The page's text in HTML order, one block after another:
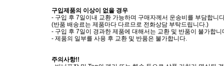
구입제품의 이상이 없을 경우
- 구입 후 7일이내 교환 가능하며 구매자께서 운송비를 부담합니
(반품 배송료는 제품마다 다르므로 전화상담 부탁드립니다.)
- 구입 후 7일이 경과한 제품에 대해서는 교환 및 반품이 불가합니
- 제품의 일부를 사용 후 교환 및 반품은 불가합니다.
주의사항!!